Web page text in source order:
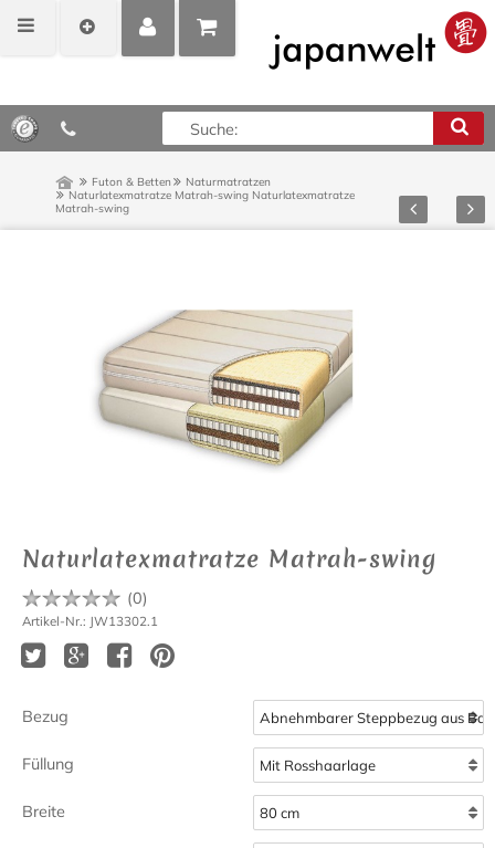
MEIN
POSITIONEN
ANZEIGEN
0,00 €*
Futon & Betten
Naturmatratzen
Naturlatexmatratze Matrah-swing Naturlatexmatratze
Matrah-swing
Zurück Vor
Naturlatexmatratze Matrah-swing
(0)
Artikel-Nr.: JW13302.1
Bezug
Füllung
Breite